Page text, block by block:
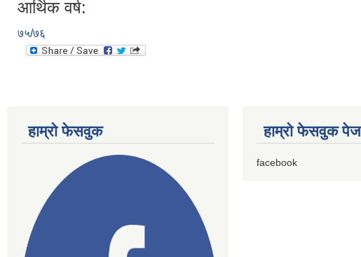
आर्थिक वर्ष:
७५/७६
हाम्राे फेसवुक हाम्राे फेसवुक पेज
facebook